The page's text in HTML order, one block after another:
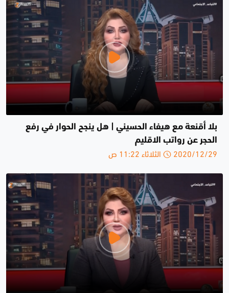
بلا أقنعة مع هيفاء الحسيني | هل ينجح الحوار في رفع
الحجر عن رواتب الاقليم
2020/12/29 الثلاثاء 11:22 ص